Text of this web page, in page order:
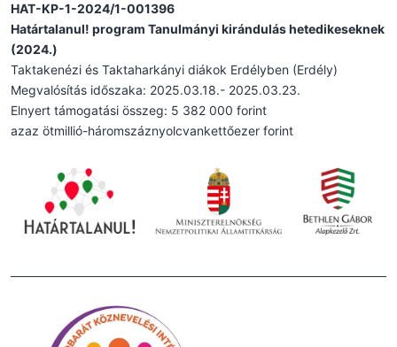
HAT-KP-1-2024/1-001396
Határtalanul! program Tanulmányi kirándulás hetedikeseknek
(2024.)
Taktakenézi és Taktaharkányi diákok Erdélyben (Erdély)
Megvalósítás időszaka: 2025.03.18.- 2025.03.23.
Elnyert támogatási összeg: 5 382 000 forint
azaz ötmillió-háromszáznyolcvankettőezer forint